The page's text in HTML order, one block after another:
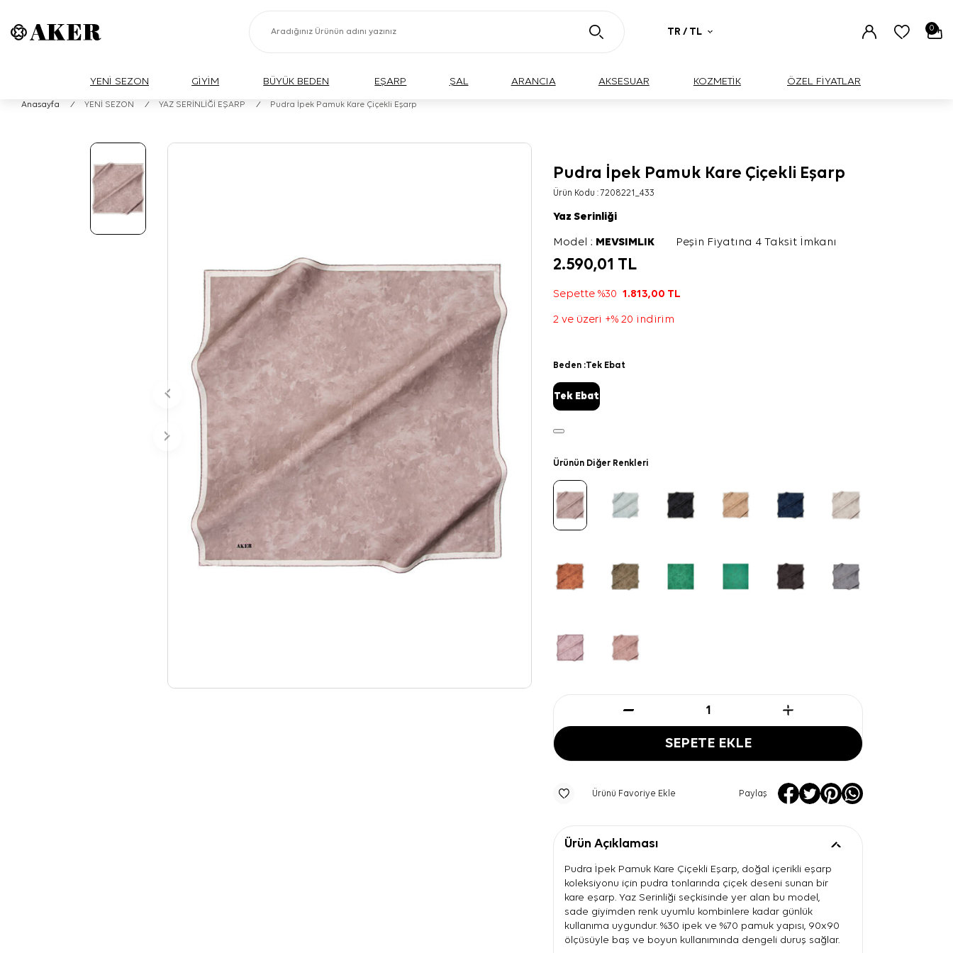
TR / TL 0
YENİ SEZON GİYİM BÜYÜK BEDEN EŞARP ŞAL ARANCIA AKSESUAR KOZMETİK ÖZEL FİYATLAR
Anasayfa / YENİ SEZON / YAZ SERİNLİĞİ EŞARP / Pudra İpek Pamuk Kare Çiçekli Eşarp
Pudra İpek Pamuk Kare Çiçekli Eşarp
Ürün Kodu :7208221_433
Yaz Serinliği
Model : MEVSIMLIK Peşin Fiyatına 4 Taksit İmkanı
2.590,01 TL
Sepette %301.813,00 TL
2 ve üzeri +% 20 indirim
Beden :Tek Ebat
Tek Ebat
Ürünün Diğer Renkleri
SEPETE EKLE
Ürünü Favoriye Ekle Paylaş
Ürün Açıklaması
Pudra İpek Pamuk Kare Çiçekli Eşarp, doğal içerikli eşarp
koleksiyonu için pudra tonlarında çiçek deseni sunan bir
kare eşarp. Yaz Serinliği seçkisinde yer alan bu model,
sade giyimden renk uyumlu kombinlere kadar günlük
kullanıma uygundur. %30 ipek ve %70 pamuk yapısı, 90x90
ölçüsüyle baş ve boyun kullanımında dengeli duruş sağlar.